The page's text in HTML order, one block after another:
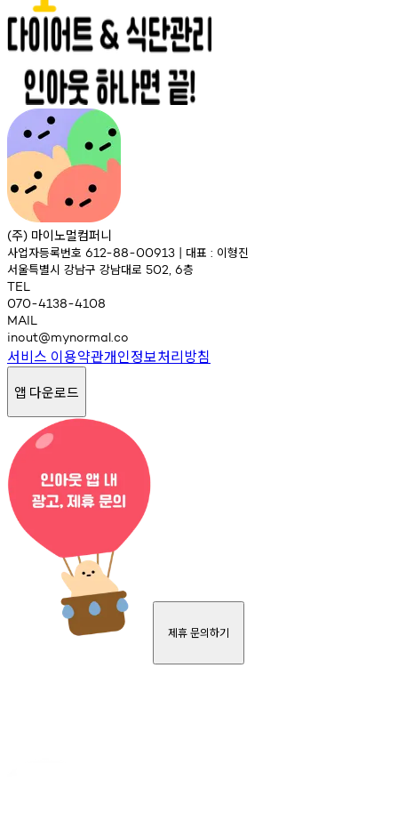
(주) 마이노멀컴퍼니
사업자등록번호 612-88-00913 대표 : 이형진
서울특별시 강남구 강남대로 502, 6층
TEL
070-4138-4108
MAIL
inout@mynormal.co
서비스 이용약관개인정보처리방침
앱 다운로드
제휴 문의하기